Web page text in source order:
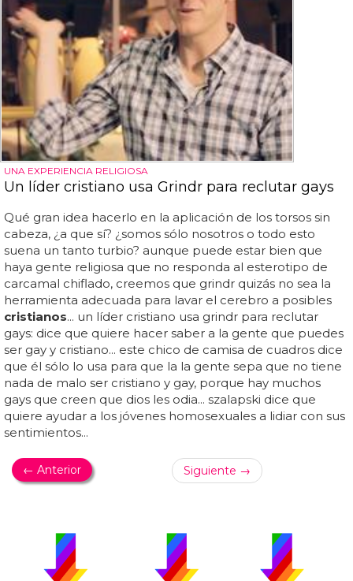
UNA EXPERIENCIA RELIGIOSA
Un líder cristiano usa Grindr para reclutar gays
Qué gran idea hacerlo en la aplicación de los torsos sin
cabeza, ¿a que sí? ¿somos sólo nosotros o todo esto
suena un tanto turbio? aunque puede estar bien que
haya gente religiosa que no responda al esterotipo de
carcamal chiflado, creemos que grindr quizás no sea la
herramienta adecuada para lavar el cerebro a posibles
cristianos... un líder cristiano usa grindr para reclutar
gays: dice que quiere hacer saber a la gente que puedes
ser gay y cristiano... este chico de camisa de cuadros dice
que él sólo lo usa para que la la gente sepa que no tiene
nada de malo ser cristiano y gay, porque hay muchos
gays que creen que dios les odia... szalapski dice que
quiere ayudar a los jóvenes homosexuales a lidiar con sus
sentimientos...
← Anterior Siguiente →